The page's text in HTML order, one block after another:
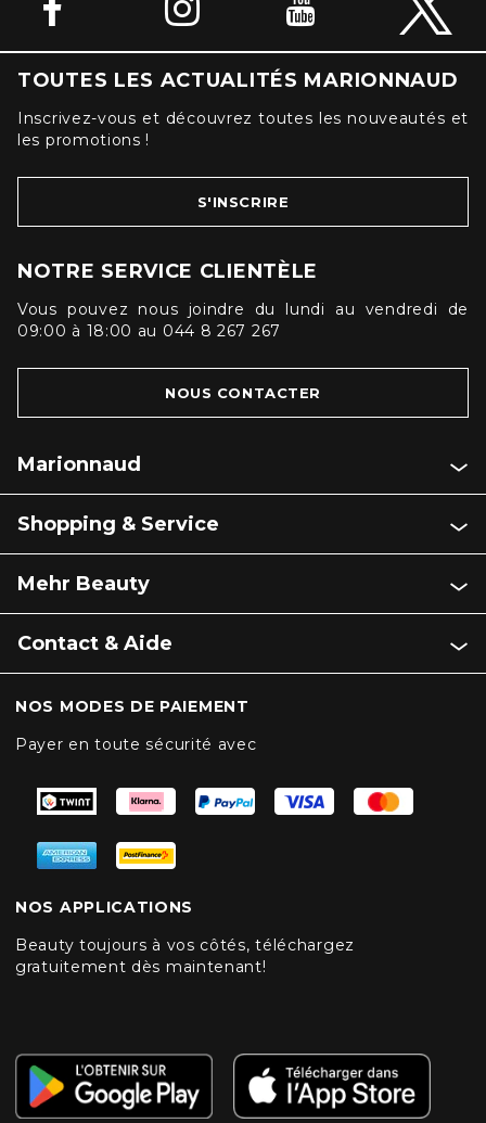
TOUTES LES ACTUALITÉS MARIONNAUD
Inscrivez-vous et découvrez toutes les nouveautés et
les promotions !
S'INSCRIRE
NOTRE SERVICE CLIENTÈLE
Vous pouvez nous joindre du lundi au vendredi de
09:00 à 18:00 au 044 8 267 267
NOUS CONTACTER
Marionnaud
Shopping & Service
Mehr Beauty
Contact & Aide
NOS MODES DE PAIEMENT
Payer en toute sécurité avec
NOS APPLICATIONS
Beauty toujours à vos côtés, téléchargez
gratuitement dès maintenant!